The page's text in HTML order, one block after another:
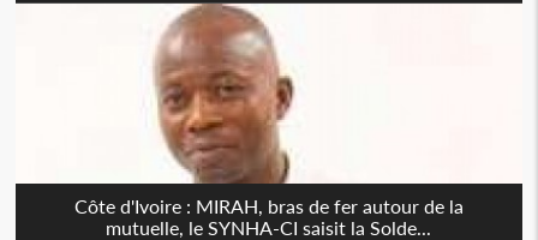
Côte d'Ivoire : MIRAH, bras de fer autour de la
mutuelle, le SYNHA-CI saisit la Solde...